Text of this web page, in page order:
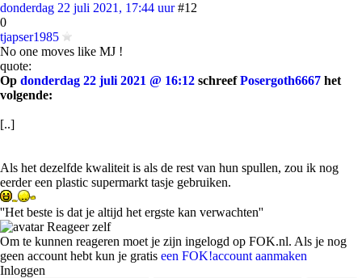
donderdag 22 juli 2021, 17:44 uur #12
0
tjapser1985
No one moves like MJ !
quote:
Op donderdag 22 juli 2021 @ 16:12 schreefPosergoth6667 het
volgende:
[..]
Als het dezelfde kwaliteit is als de rest van hun spullen, zou ik nog
eerder een plastic supermarkt tasje gebruiken.
''Het beste is dat je altijd het ergste kan verwachten''
Reageer zelf
Om te kunnen reageren moet je zijn ingelogd op FOK.nl. Als je nog
geen account hebt kun je gratis een FOK!account aanmaken
Inloggen